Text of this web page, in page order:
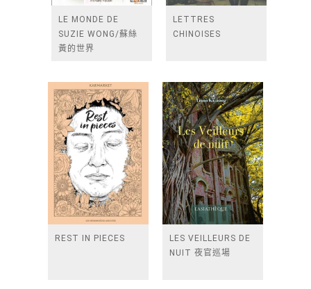
LE MONDE DE
SUZIE WONG/蘇絲
黃的世界
LETTRES
CHINOISES
REST IN PIECES
LES VEILLEURS DE
NUIT 夜官巡場